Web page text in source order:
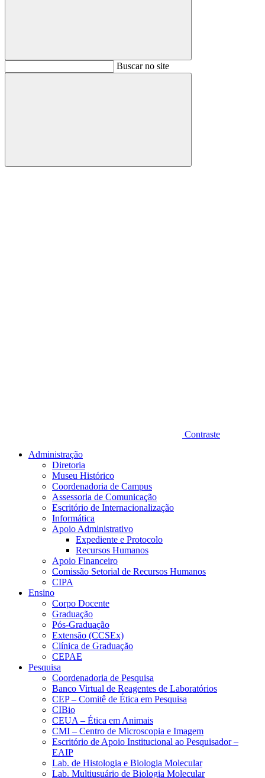
BuscarBuscar no site
Buscar
Contraste
Administração
Diretoria
Museu Histórico
Coordenadoria de Campus
Assessoria de Comunicação
Escritório de Internacionalização
Informática
Apoio Administrativo
Expediente e Protocolo
Recursos Humanos
Apoio Financeiro
Comissão Setorial de Recursos Humanos
CIPA
Ensino
Corpo Docente
Graduação
Pós-Graduação
Extensão (CCSEx)
Clínica de Graduação
CEPAE
Pesquisa
Coordenadoria de Pesquisa
Banco Virtual de Reagentes de Laboratórios
CEP – Comitê de Ética em Pesquisa
CIBio
CEUA – Ética em Animais
CMI – Centro de Microscopia e Imagem
Escritório de Apoio Institucional ao Pesquisador –
EAIP
Lab. de Histologia e Biologia Molecular
Lab. Multiusuário de Biologia Molecular